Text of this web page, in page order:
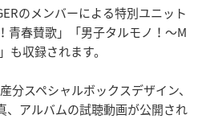
のメンバーによる特別ユニット
青春賛歌」「男子タルモノ！～M
も収録されます。
分スペシャルボックスデザイン、
、アルバムの試聴動画が公開され